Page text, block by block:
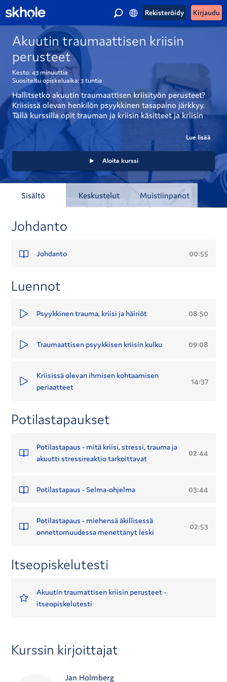
Kirjaudu
Rekisteröidy
Akuutin traumaattisen kriisin
perusteet
Kesto:43 minuuttia
Suositeltu opiskeluaika:3 tuntia
Hallitsetko akuutin traumaattisen kriisityön perusteet?
Kriisissä olevan henkilön psyykkinen tasapaino järkkyy.
Tällä kurssilla opit trauman ja kriisin käsitteet ja kriisin
kulun neljä vaihetta. Lisäksi käsitellään lyhyesti akuutissa
kriisivaiheessa olevan henkilön kohtaamisen periaatteita
ja kerrotaan akuutin traumaperäisen stressireaktion ja -
häiriön ja traumaperäisen stressihäiriön
hoitosuositukset. Kurssilla ei käsitellä kriisi- ja
traumahoitojen toteuttamista.
Lue lisää
Aloita kurssi
Sisältö Keskustelut Muistiinpanot
Johdanto
Johdanto 00:55
Luennot
Psyykkinen trauma, kriisi ja häiriöt 08:50
Traumaattisen psyykkisen kriisin kulku 09:08
Kriisissä olevan ihmisen kohtaamisen
periaatteet
14:37
Potilastapaukset
Potilastapaus - mitä kriisi, stressi, trauma ja
akuutti stressireaktio tarkoittavat
02:44
Potilastapaus - Selma-ohjelma 03:44
Potilastapaus - miehensä äkillisessä
onnettomuudessa menettänyt leski
02:53
Itseopiskelutesti
Akuutin traumattisen kriisin perusteet -
itseopiskelutesti
Kurssin kirjoittajat
Jan Holmberg